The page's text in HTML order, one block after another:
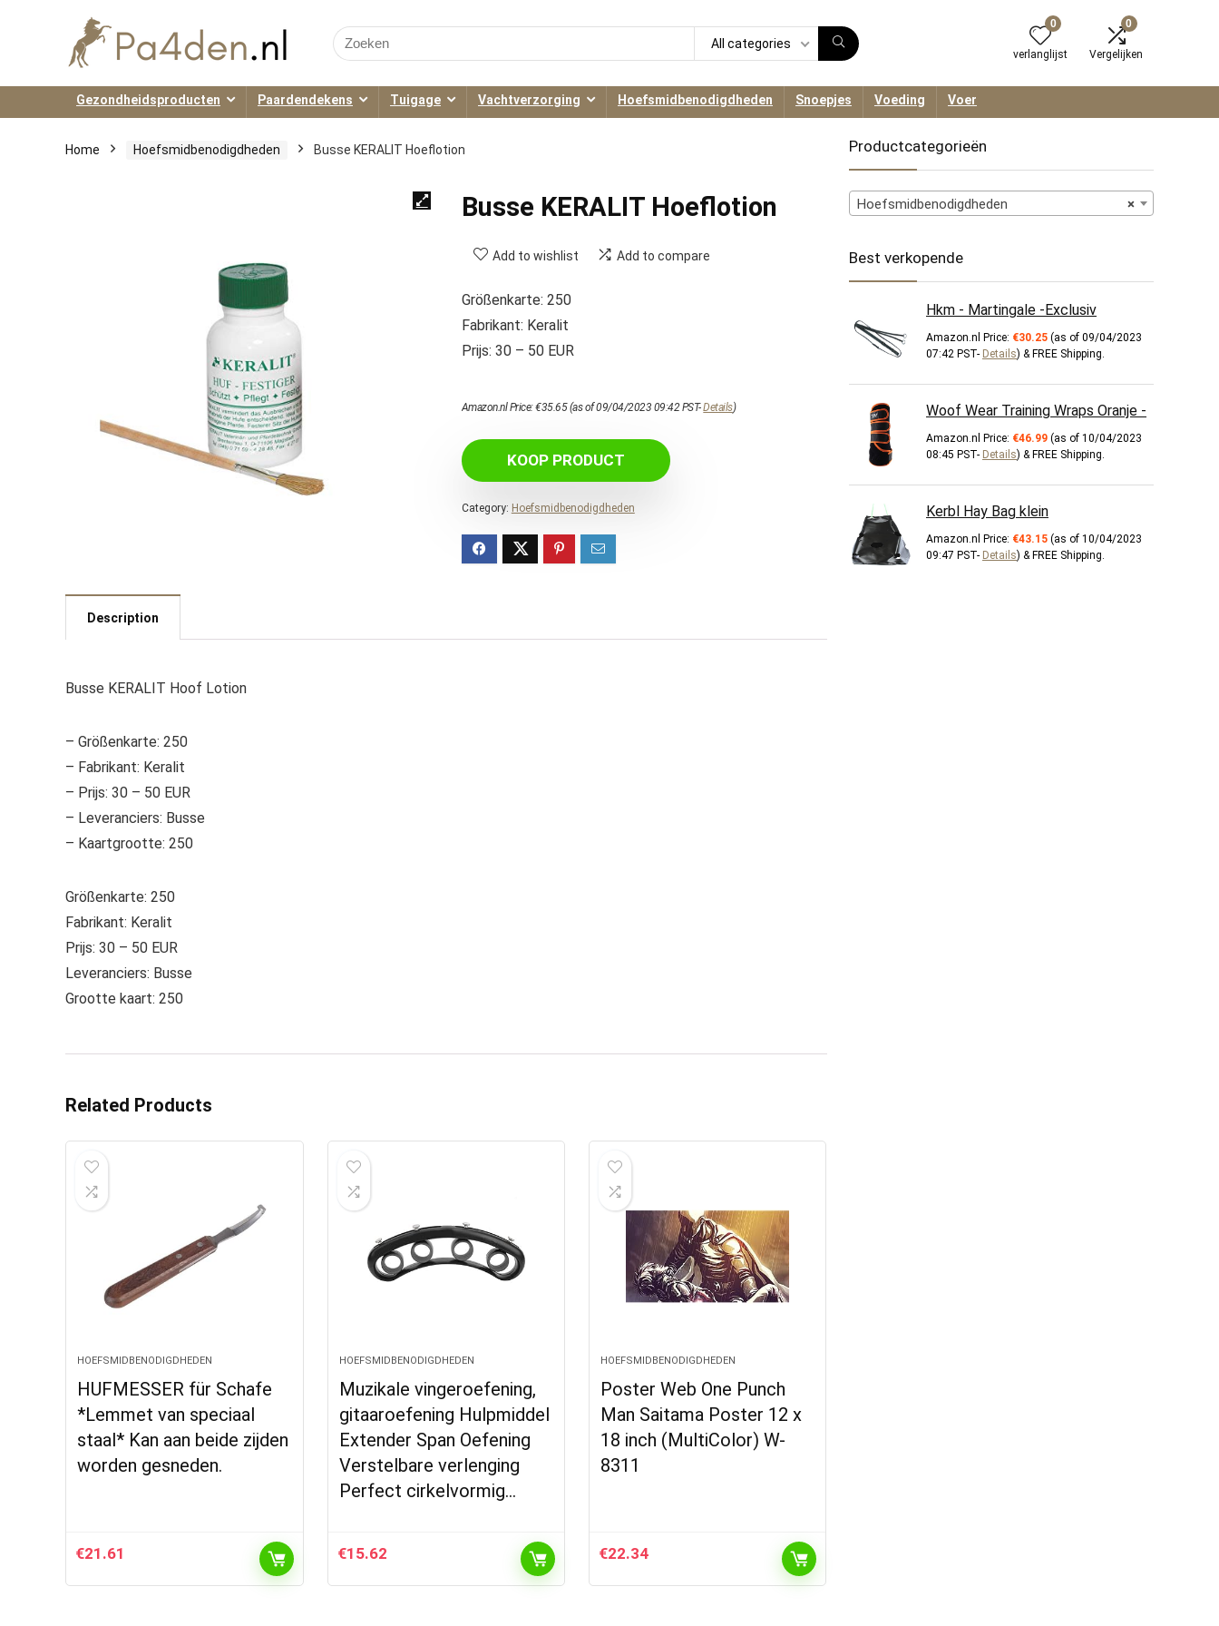
Search
for:
All categories
0
verlanglijst
0
Vergelijken
Gezondheidsproducten Paardendekens Tuigage Vachtverzorging Hoefsmidbenodigdheden Snoepjes Voeding Voer
Home Hoefsmidbenodigdheden Busse KERALIT Hoeflotion
Busse KERALIT Hoeflotion
Add to wishlist Add to compare
Größenkarte: 250
Fabrikant: Keralit
Prijs: 30 – 50 EUR
Amazon.nl Price:€35.65(as of 09/04/2023 09:42 PST-Details)
KOOP PRODUCT
Category: Hoefsmidbenodigdheden
Description
Busse KERALIT Hoof Lotion
– Größenkarte: 250
– Fabrikant: Keralit
– Prijs: 30 – 50 EUR
– Leveranciers: Busse
– Kaartgrootte: 250
Größenkarte: 250
Fabrikant: Keralit
Prijs: 30 – 50 EUR
Leveranciers: Busse
Grootte kaart: 250
Related Products
HOEFSMIDBENODIGDHEDEN
HUFMESSER für Schafe
*Lemmet van speciaal
staal* Kan aan beide zijden
worden gesneden.
€21.61
HOEFSMIDBENODIGDHEDEN
Muzikale vingeroefening,
gitaaroefening Hulpmiddel
Extender Span Oefening
Verstelbare verlenging
Perfect cirkelvormig…
€15.62
HOEFSMIDBENODIGDHEDEN
Poster Web One Punch
Man Saitama Poster 12 x
18 inch (MultiColor) W-
8311
€22.34
Productcategorieën
×
Hoefsmidbenodigdheden
Best verkopende
Hkm - Martingale -Exclusiv
Amazon.nl Price: €30.25 (as of 09/04/2023
07:42 PST- Details) & FREE Shipping.
Woof Wear Training Wraps Oranje -
Amazon.nl Price: €46.99 (as of 10/04/2023
08:45 PST- Details) & FREE Shipping.
Kerbl Hay Bag klein
Amazon.nl Price: €43.15 (as of 10/04/2023
09:47 PST- Details) & FREE Shipping.